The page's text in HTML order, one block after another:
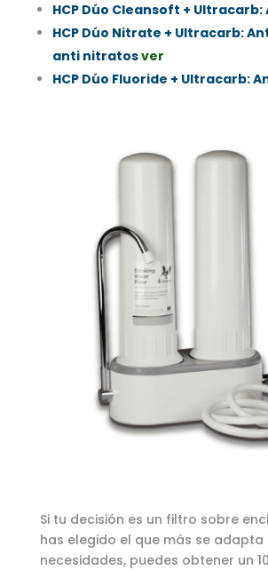
HCP Dúo Cleansoft + Ultracarb:
HCP Dúo Nitrate + Ultracarb:
anti nitratosver
HCP Dúo Fluoride + Ultracarb:
Si tu decisión es un filtro sobre
has elegido el que más se adapta
necesidades, puedes obtener un